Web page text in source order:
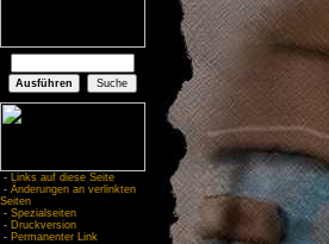
- Links auf diese Seite
- Änderungen an verlinkten
Seiten
- Spezialseiten
- Druckversion
- Permanenter Link